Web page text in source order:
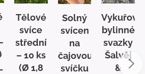
Tělové
svíce
střední
– 10 ks
(Ø 1,8
Solný
svícen
na
čajovou
svíčku
bylinné
svazky
Šalvěj
&